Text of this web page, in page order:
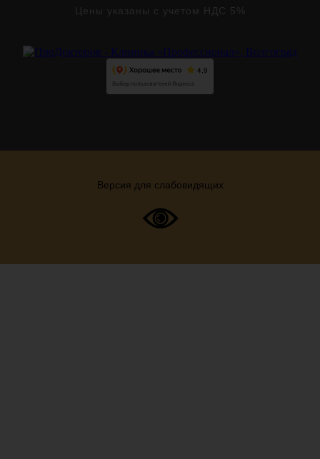
Цены указаны с учетом НДС 5%
Версия для слабовидящих